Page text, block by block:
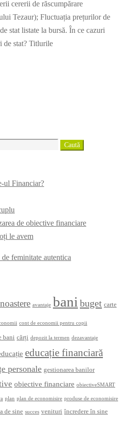
cererii de răscumpărare
Tezaur); Fluctuația prețurilor de
stat listate la bursă. În ce cazuri
de stat? Titlurile
Caută
ul Financiar?
de obiective financiare
le avem
avantaje bani buget carte
cont de economii pentru copii
bani cărți depozit la termen dezavantaje
educație financiară
personale gestionarea banilor
obiective financiare obiectiveSMART
plan plan de economisire produse de economisire
de sine succes venituri încredere în sine